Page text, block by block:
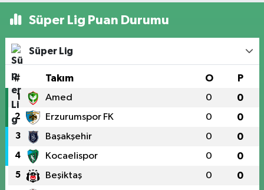
Süper Lig Puan Durumu
Süper Lig
# Takım O P
1 Amed 0 0
2 Erzurumspor FK 0 0
3 Başakşehir 0 0
4 Kocaelispor 0 0
5 Beşiktaş 0 0